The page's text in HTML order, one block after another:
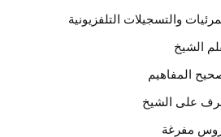
والتسجيلات التلفزيونية
الشيخ
المفاهيم
على الشيخ
مفرغة